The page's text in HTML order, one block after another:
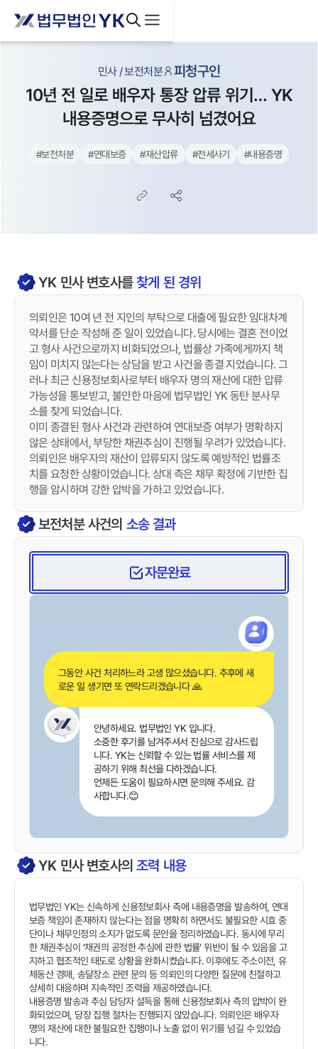
민사 / 보전처분 피청구인
10년 전 일로 배우자 통장 압류 위기… YK
내용증명으로 무사히 넘겼어요
#보전처분 #연대보증 #재산압류 #전세사기 #내용증명
YK 민사변호사를찾게 된 경위
의뢰인은 10여 년 전 지인의 부탁으로 대출에 필요한 임대차계
약서를 단순 작성해 준 일이 있었습니다. 당시에는 결혼 전이었
고 형사 사건으로까지 비화되었으나, 법률상 가족에게까지 책
임이 미치지 않는다는 상담을 받고 사건을 종결 지었습니다. 그
러나 최근 신용정보회사로부터 배우자 명의 재산에 대한 압류
가능성을 통보받고, 불안한 마음에 법무법인 YK 동탄 분사무
소를 찾게 되었습니다.
이미 종결된 형사 사건과 관련하여 연대보증 여부가 명확하지
않은 상태에서, 부당한 채권추심이 진행될 우려가 있었습니다.
의뢰인은 배우자의 재산이 압류되지 않도록 예방적인 법률조
치를 요청한 상황이었습니다. 상대 측은 채무 확정에 기반한 집
행을 암시하며 강한 압박을 가하고 있었습니다.
보전처분사건의 소송 결과
자문완료
그동안 사건 처리하느라 고생 많으셨습니다. 추후에 새
로운 일 생기면 또 연락드리겠습니다 🙏
안녕하세요. 법무법인 YK 입니다.
소중한 후기를 남겨주셔서 진심으로 감사드립
니다. YK는 신뢰할 수 있는 법률 서비스를 제
공하기 위해 최선을 다하겠습니다.
언제든 도움이 필요하시면 문의해 주세요. 감
사합니다.😊
YK 민사변호사의조력 내용
법무법인 YK는 신속하게 신용정보회사 측에 내용증명을 발송하여, 연대
보증 책임이 존재하지 않는다는 점을 명확히 하면서도 불필요한 시효 중
단이나 채무인정의 소지가 없도록 문안을 정리하였습니다. 동시에 무리
한 채권추심이 ‘채권의 공정한 추심에 관한 법률’ 위반이 될 수 있음을 고
지하고 협조적인 태도로 상황을 완화시켰습니다. 이후에도 주소이전, 유
체동산 경매, 송달장소 관련 문의 등 의뢰인의 다양한 질문에 친절하고
상세히 대응하며 지속적인 조력을 제공하였습니다.
내용증명 발송과 추심 담당자 설득을 통해 신용정보회사 측의 압박이 완
화되었으며, 당장 집행 절차는 진행되지 않았습니다. 의뢰인은 배우자
명의 재산에 대한 불필요한 집행이나 노출 없이 위기를 넘길 수 있었습
니다.